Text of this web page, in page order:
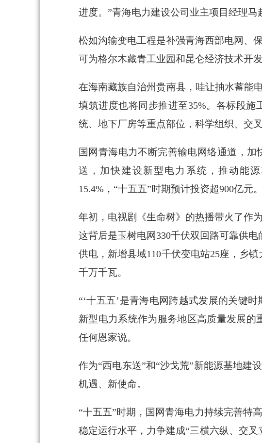
进度。”青海电力建设公司业主项目经理马
松如沟输变电工程是补强青海西部电网、
可为格尔木藏青工业园和昆仑经济技术开
在海南藏族自治州贵南县，哇让抽水蓄能
填筑进度也将同步推进至35%。各标段
统、地下厂房等重点部位，科学组织、交
国网青海电力不断完善输电网络通道，
送，加快建设新型电力系统，推动能
15.4%，“十五五”时期预计投资超900亿元
年初，电视剧《生命树》的热播带火了作
这背后是玉树电网330千伏双回路可靠供
供电，新增县域110千伏变电站25座，乡
千万千瓦。
“‘十五五’是青海电网跨越式发展的关键
新型电力系统作为服务地区高质量发展的
任何恩家说。
作为“西电东送”和“沙戈荒”新能源基地建
机遇、新使命。
“十五五”时期，国网青海电力持续完善特
稳定运行水平，力争建成“三横六纵、交